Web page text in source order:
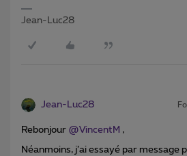
Jean-Luc28
Jean-Luc28
Rebonjour ​ @VincentM ,
Néanmoins, j’ai essayé par message